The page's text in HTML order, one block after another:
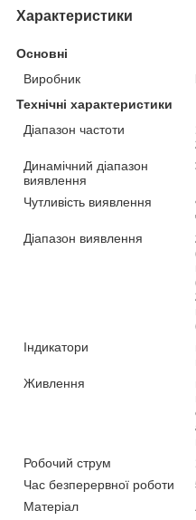
Характеристики
Основні
Виробник
Технічні характеристики
Діапазон частоти
Динамічний діапазон
виявлення
Чутливість виявлення
Діапазон виявлення
Індикатори
Живлення
Робочий струм
Час безперервної роботи
Матеріал